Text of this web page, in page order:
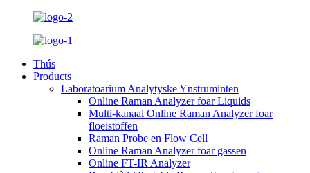
Thús
Products
Laboratoarium Analytyske Ynstruminten
Online Raman Analyzer foar Liquids
Multi-kanaal Online Raman Analyzer foar
floeistoffen
Raman Probe en Flow Cell
Online Raman Analyzer foar gassen
Online FT-IR Analyzer